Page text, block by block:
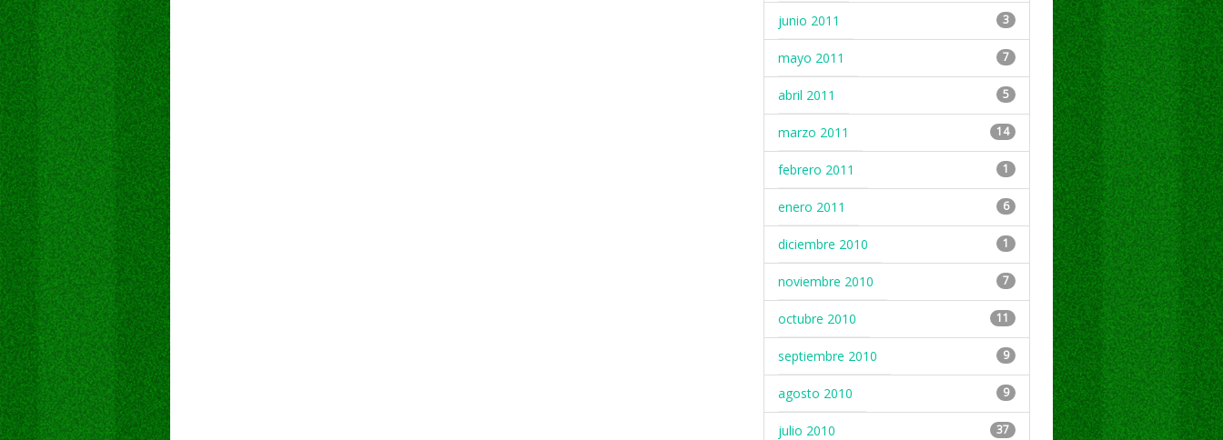
junio 2011 3
mayo 2011 7
abril 2011 5
marzo 2011 14
febrero 2011 1
enero 2011 6
diciembre 2010 1
noviembre 2010 7
octubre 2010 11
septiembre 2010 9
agosto 2010 9
julio 2010 37